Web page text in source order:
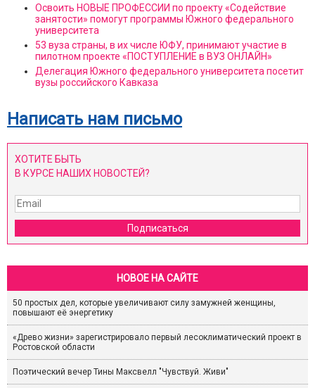
Освоить НОВЫЕ ПРОФЕССИИ по проекту «Содействие
занятости» помогут программы Южного федерального
университета
53 вуза страны, в их числе ЮФУ, принимают участие в
пилотном проекте «ПОСТУПЛЕНИЕ в ВУЗ ОНЛАЙН»
Делегация Южного федерального университета посетит
вузы российского Кавказа
Написать нам письмо
ХОТИТЕ БЫТЬ
В КУРСЕ НАШИХ НОВОСТЕЙ?
Подписаться
НОВОЕ НА САЙТЕ
50 простых дел, которые увеличивают силу замужней женщины,
повышают её энергетику
«Древо жизни» зарегистрировало первый лесоклиматический проект в
Ростовской области
Поэтический вечер Тины Максвелл "Чувствуй. Живи"